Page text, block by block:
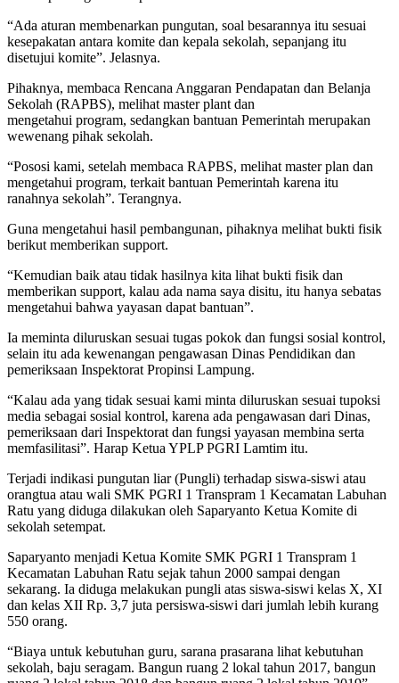
“Ada aturan membenarkan pungutan, soal besarannya itu sesuai
kesepakatan antara komite dan kepala sekolah, sepanjang itu
disetujui komite”. Jelasnya.
Pihaknya, membaca Rencana Anggaran Pendapatan dan Belanja
Sekolah (RAPBS), melihat master plant dan
mengetahui program, sedangkan bantuan Pemerintah merupakan
wewenang pihak sekolah.
“Pososi kami, setelah membaca RAPBS, melihat master plan dan
mengetahui program, terkait bantuan Pemerintah karena itu
ranahnya sekolah”. Terangnya.
Guna mengetahui hasil pembangunan, pihaknya melihat bukti fisik
berikut memberikan support.
“Kemudian baik atau tidak hasilnya kita lihat bukti fisik dan
memberikan support, kalau ada nama saya disitu, itu hanya sebatas
mengetahui bahwa yayasan dapat bantuan”.
Ia meminta diluruskan sesuai tugas pokok dan fungsi sosial kontrol,
selain itu ada kewenangan pengawasan Dinas Pendidikan dan
pemeriksaan Inspektorat Propinsi Lampung.
“Kalau ada yang tidak sesuai kami minta diluruskan sesuai tupoksi
media sebagai sosial kontrol, karena ada pengawasan dari Dinas,
pemeriksaan dari Inspektorat dan fungsi yayasan membina serta
memfasilitasi”. Harap Ketua YPLP PGRI Lamtim itu.
Terjadi indikasi pungutan liar (Pungli) terhadap siswa-siswi atau
orangtua atau wali SMK PGRI 1 Transpram 1 Kecamatan Labuhan
Ratu yang diduga dilakukan oleh Saparyanto Ketua Komite di
sekolah setempat.
Saparyanto menjadi Ketua Komite SMK PGRI 1 Transpram 1
Kecamatan Labuhan Ratu sejak tahun 2000 sampai dengan
sekarang. Ia diduga melakukan pungli atas siswa-siswi kelas X, XI
dan kelas XII Rp. 3,7 juta persiswa-siswi dari jumlah lebih kurang
550 orang.
“Biaya untuk kebutuhan guru, sarana prasarana lihat kebutuhan
sekolah, baju seragam. Bangun ruang 2 lokal tahun 2017, bangun